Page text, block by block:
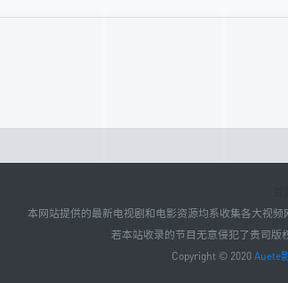
本网站提供的最新电视剧和电影资源均系收集各大视
若本站收录的节目无意侵犯了贵司版
Copyright © 2020 Auete